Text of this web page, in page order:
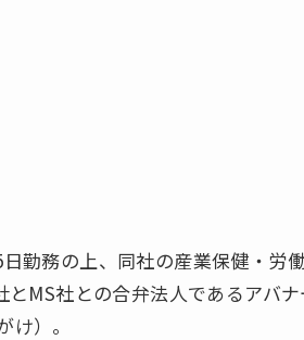
務の上、同社の産業保健・労
MS社との合弁法人であるアバ
け）。